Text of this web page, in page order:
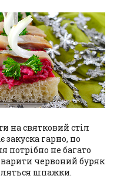
на святковий стіл
гарно, по
потрібно не багато
червоний буряк
шпажки.